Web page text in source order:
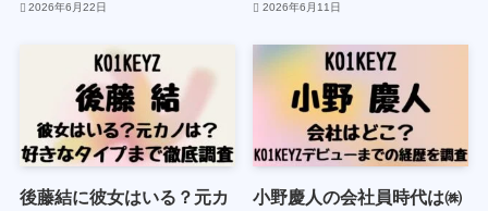
2026年6月22日 2026年6月11日
後藤結に彼女はいる？元カ
小野慶人の会社員時代は㈱